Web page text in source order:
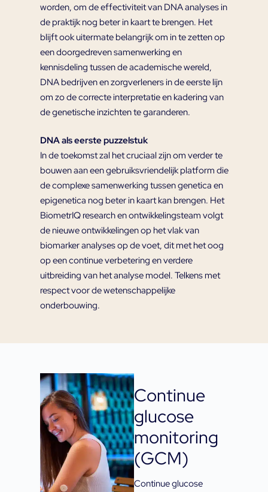
worden, om de effectiviteit van DNA analyses in
de praktijk nog beter in kaart te brengen. Het
blijft ook uitermate belangrijk om in te zetten op
een doorgedreven samenwerking en
kennisdeling tussen de academische wereld,
DNA bedrijven en zorgverleners in de eerste lijn
om zo de correcte interpretatie en kadering van
de genetische inzichten te garanderen.
DNA als eerste puzzelstuk
In de toekomst zal het cruciaal zijn om verder te
bouwen aan een gebruiksvriendelijk platform die
de complexe samenwerking tussen genetica en
epigenetica nog beter in kaart kan brengen. Het
BiometrIQ research en ontwikkelingsteam volgt
de nieuwe ontwikkelingen op het vlak van
biomarker analyses op de voet, dit met het oog
op een continue verbetering en verdere
uitbreiding van het analyse model. Telkens met
respect voor de wetenschappelijke
onderbouwing.
Continue
glucose
monitoring
(GCM)
Continue glucose